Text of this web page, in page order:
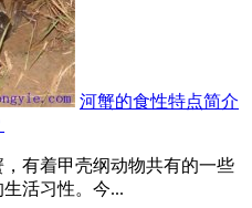
河蟹的食性特点简介
有着甲壳纲动物共有的一些
活习性。今...